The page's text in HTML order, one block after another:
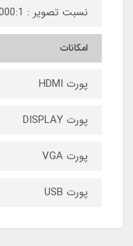
نسبت تصویر : 1000:1
امکانات
پورت HDMI
پورت DISPLAY
پورت VGA
پورت USB